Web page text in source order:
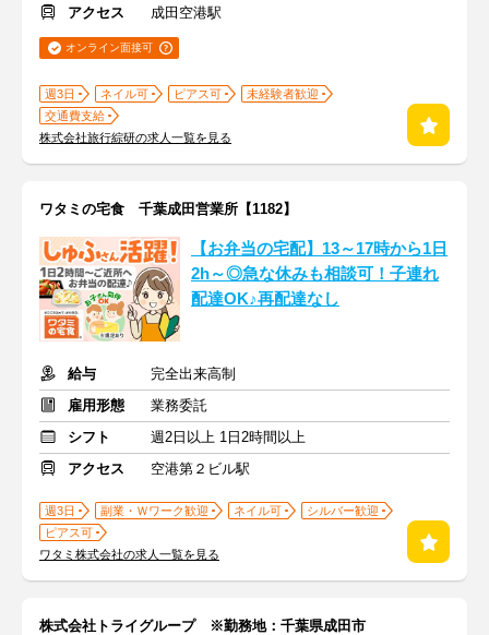
アクセス
成田空港駅
オンライン面接可
週3日 ネイル可 ピアス可
未経験者歓迎
交通費支給
株式会社旅行綜研の求人一覧を見る
ワタミの宅食 千葉成田営業所【1182】
【お弁当の宅配】13～17時から1日
2h～◎急な休みも相談可！子連れ
配達OK♪再配達なし
給与
完全出来高制
雇用形態
業務委託
シフト
週2日以上 1日2時間以上
アクセス
空港第２ビル駅
週3日 副業・Ｗワーク歓迎 ネイル可
シルバー歓迎
ピアス可
ワタミ株式会社の求人一覧を見る
株式会社トライグループ ※勤務地：千葉県成田市